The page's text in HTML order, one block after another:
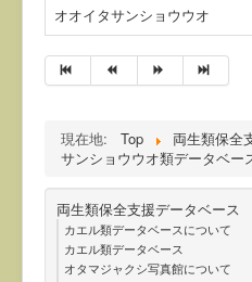
オオイタサンショウウオ
現在地: Top
両生類保全
サンショウウオ類データベー
両生類保全支援データベース
カエル類データベースについて
カエル類データベース
オタマジャクシ写真館について